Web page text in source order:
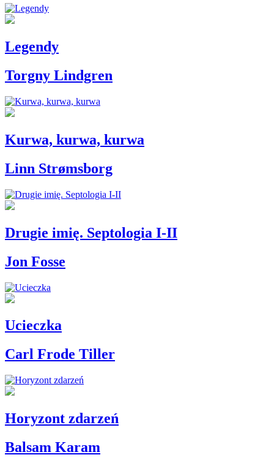
Legendy
Torgny Lindgren
Kurwa, kurwa, kurwa
Linn Strømsborg
Drugie imię. Septologia I-II
Jon Fosse
Ucieczka
Carl Frode Tiller
Horyzont zdarzeń
Balsam Karam